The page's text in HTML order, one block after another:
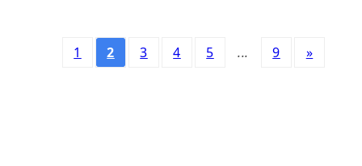
1 2 3 4 5 ... 9 »